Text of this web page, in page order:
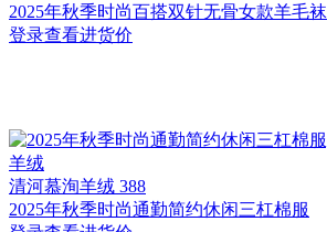
2025年秋季时尚百搭双针无骨女款羊毛袜
登录查看进货价
清河慕洵羊绒 388
2025年秋季时尚通勤简约休闲三杠棉服